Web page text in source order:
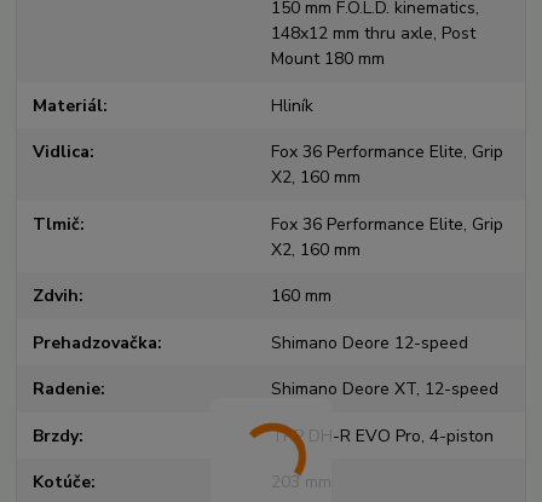
150 mm F.O.L.D. kinematics,
148x12 mm thru axle, Post
Mount 180 mm
Materiál Hliník
Vidlica
Fox 36 Performance Elite, Grip
X2, 160 mm
Tlmič
Fox 36 Performance Elite, Grip
X2, 160 mm
Zdvih 160 mm
Prehadzovačka Shimano Deore 12-speed
Radenie Shimano Deore XT, 12-speed
Brzdy TRP DH-R EVO Pro, 4-piston
Kotúče 203 mm